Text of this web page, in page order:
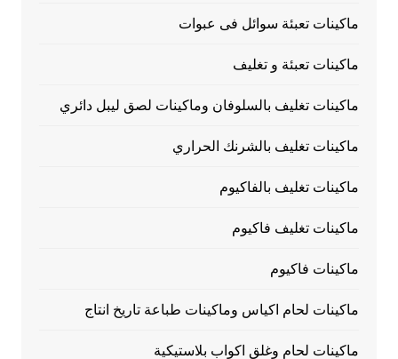
ماكينات تعبئة سوائل فى عبوات
ماكينات تعبئة و تغليف
ماكينات تغليف بالسلوفان وماكينات لصق ليبل دائري
ماكينات تغليف بالشرنك الحراري
ماكينات تغليف بالفاكيوم
ماكينات تغليف فاكيوم
ماكينات فاكيوم
ماكينات لحام اكياس وماكينات طباعة تاريخ انتاج
ماكينات لحام وغلق اكواب بلاستيكية